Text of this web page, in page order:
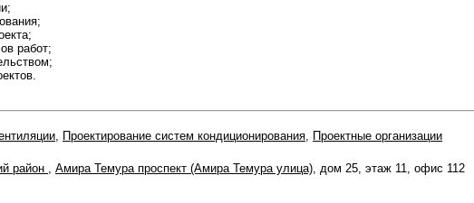
работ;
, Проектирование систем кондиционирования, Проектные организации
район , Амира Темура проспект (Амира Темура улица), дом 25, этаж 11, офис 112